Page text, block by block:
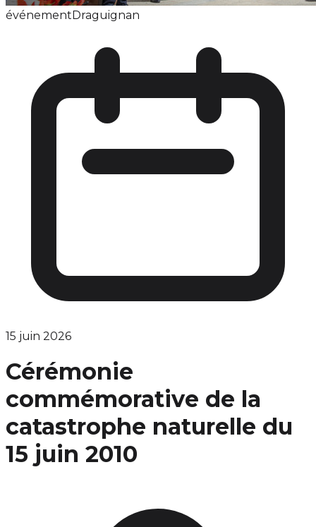
événementDraguignan
15 juin 2026
Cérémonie
commémorative de la
catastrophe naturelle du
15 juin 2010